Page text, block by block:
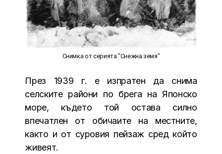
Снимка от серията "Снежна земя"
През 1939 г. е изпратен да снима
селските райони по брега на Японско
море, където той остава силно
впечатлен от обичаите на местните,
както и от суровия пейзаж сред който
живеят.